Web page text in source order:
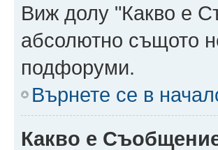
Виж долу "Какво е
абсолютно същото
подфоруми.
Върнете се в
Какво е